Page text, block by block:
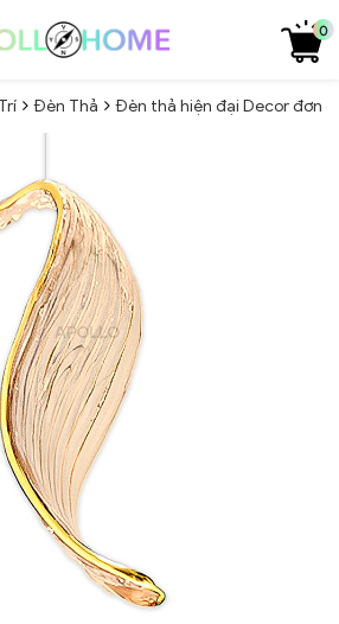
0
Đèn Thả Đèn thả hiện đại Decor đơn